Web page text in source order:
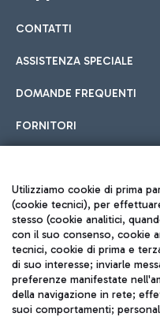
Cucina Internazionale
Fast Food
Hotel in aeroporto
Scegli l'alloggio più adatto
all'aeroporto.
Car sharing
Con il Car Sharing è
Treno
Raggiungi velocemente
tramite i servizi ferroviari
CONTATTI
ASSISTENZA SPECIALE
DOMANDE FREQUENTI
FORNITORI
Seguici sui social
Utilizziamo cookie di prima
(cookie tecnici), per
stesso (cookie analitici,
con il suo consenso, cookie
tecnici, cookie di prima e
di suo interesse; inviarle
preferenze manifestate
della navigazione in rete;
suoi comportamenti;